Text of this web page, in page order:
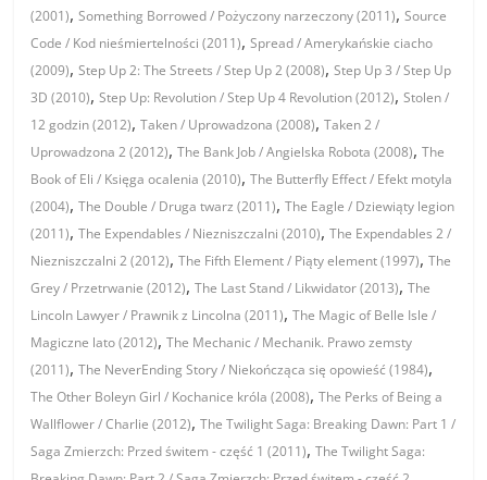
(2001),Something Borrowed / Pożyczony narzeczony (2011),Source
Code / Kod nieśmiertelności (2011),Spread / Amerykańskie ciacho
(2009),Step Up 2: The Streets / Step Up 2 (2008),Step Up 3 / Step Up
3D (2010),Step Up: Revolution / Step Up 4 Revolution (2012),Stolen /
12 godzin (2012),Taken / Uprowadzona (2008),Taken 2 /
Uprowadzona 2 (2012),The Bank Job / Angielska Robota (2008),The
Book of Eli / Księga ocalenia (2010),The Butterfly Effect / Efekt motyla
(2004),The Double / Druga twarz (2011),The Eagle / Dziewiąty legion
(2011),The Expendables / Niezniszczalni (2010),The Expendables 2 /
Niezniszczalni 2 (2012),The Fifth Element / Piąty element (1997),The
Grey / Przetrwanie (2012),The Last Stand / Likwidator (2013),The
Lincoln Lawyer / Prawnik z Lincolna (2011),The Magic of Belle Isle /
Magiczne lato (2012),The Mechanic / Mechanik. Prawo zemsty
(2011),The NeverEnding Story / Niekończąca się opowieść (1984),
The Other Boleyn Girl / Kochanice króla (2008),The Perks of Being a
Wallflower / Charlie (2012),The Twilight Saga: Breaking Dawn: Part 1 /
Saga Zmierzch: Przed świtem - część 1 (2011),The Twilight Saga: